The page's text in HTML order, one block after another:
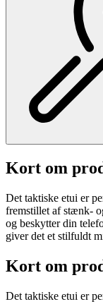
Kort om
Det taktiske etui er
fremstillet af stænk-
og beskytter din
giver det et stilfuldt
Kort om
Det taktiske etui er